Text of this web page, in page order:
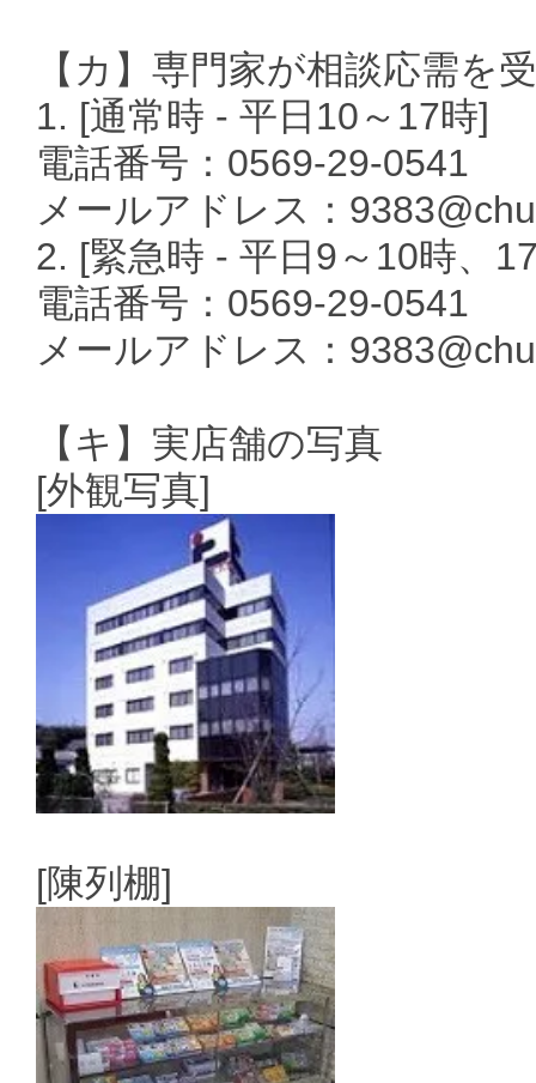
【カ】専門家が相談応需を
1. [通常時 - 平日10～17時]
電話番号：0569-29-0541
メールアドレス：
2. [緊急時 - 平日9～10時、
電話番号：0569-29-0541
メールアドレス：
【キ】実店舗の写真
[外観写真]
[陳列棚]